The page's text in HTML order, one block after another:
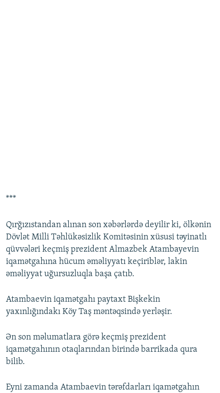
***
Qırğızıstandan alınan son xəbərlərdə deyilir ki, ölkənin
Dövlət Milli Təhlükəsizlik Komitəsinin xüsusi təyinatlı
qüvvələri keçmiş prezident Almazbek Atambayevin
iqamətgahına hücum əməliyyatı keçiriblər, lakin
əməliyyat uğursuzluqla başa çatıb.
Atambaevin iqamətgahı paytaxt Bişkekin
yaxınlığındakı Köy Taş məntəqsində yerləşir.
Ən son məlumatlara görə keçmiş prezident
iqamətgahının otaqlarından birində barrikada qura
bilib.
Eyni zamanda Atambaevin tərəfdarları iqamətgahın